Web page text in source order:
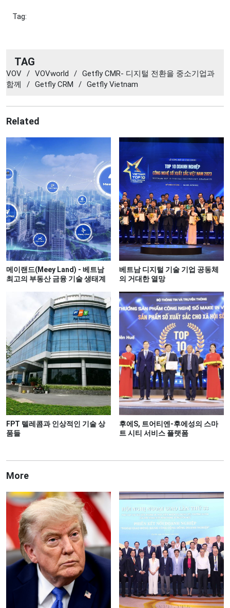
Tag:
TAG
VOV / VOVworld / Getfly CMR- 디지털 전환을 중소기업과
함께
/ Getfly CRM / Getfly Vietnam
Related
메이랜드(Meey Land) - 베트남
최고의 부동산 금융 기술 생태계
베트남 디지털 기술 기업 공동체
의 거대한 열망
FPT 텔레콤과 인상적인 기술 상
품들
후에S, 트어티엔-후에성의 스마
트 시티 서비스 플랫폼
More